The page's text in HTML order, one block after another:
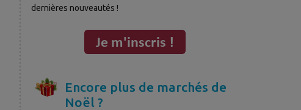
dernières nouveautés !
Encore plus de marchés de
Noël ?